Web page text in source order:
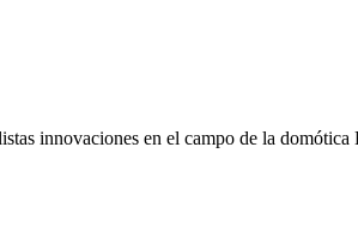
innovaciones en el campo de la